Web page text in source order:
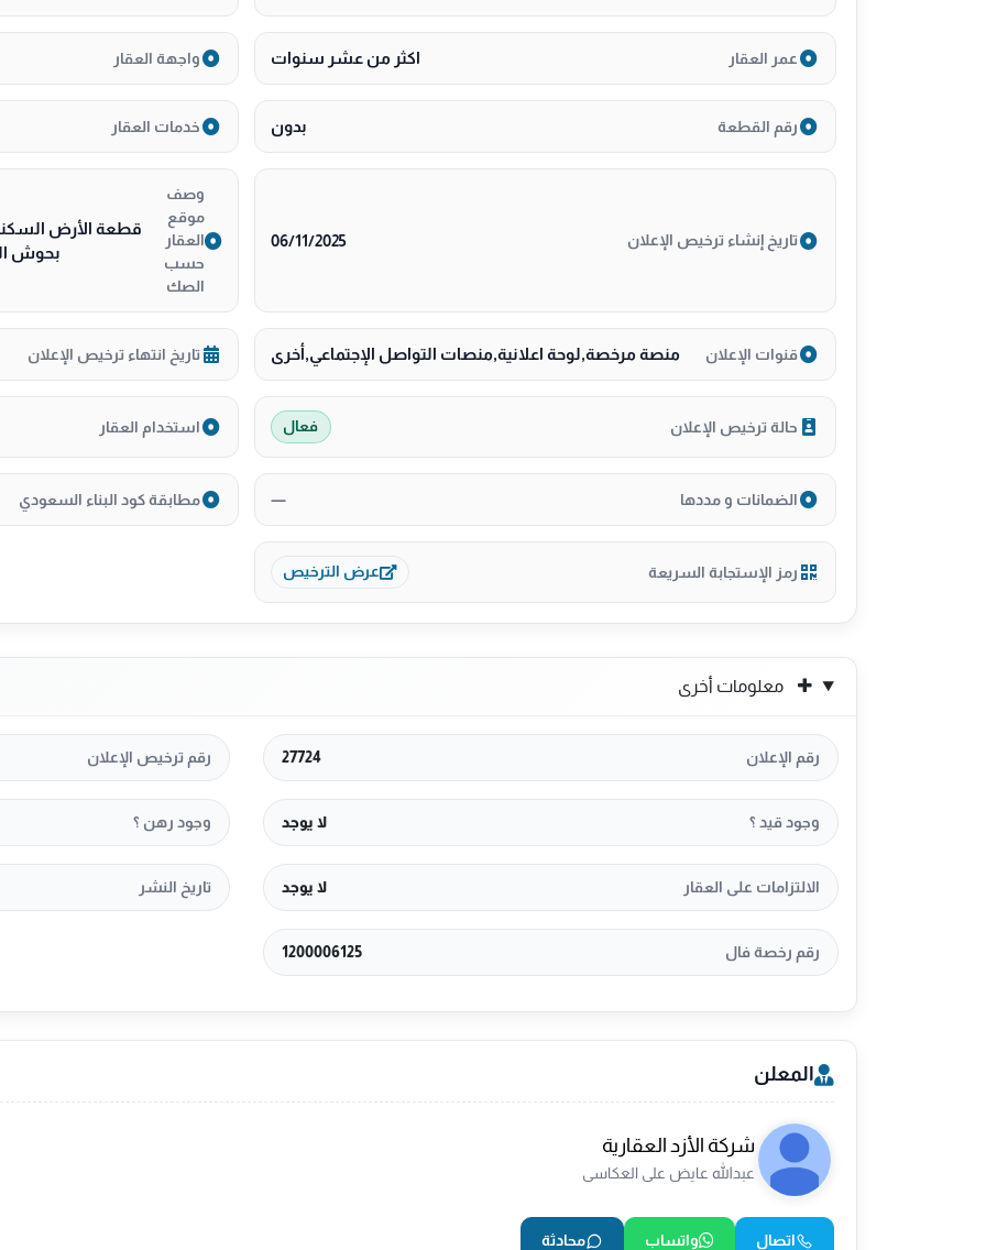
0537404020
اضغط للمحادثة الفورية على الواتساب :
https://wa.me/966537404020
عمر العقار اكثر من عشر سنوات واجهة العقار
رقم القطعة بدون خدمات العقار
تاريخ إنشاء ترخيص الإعلان 06/11/2025
وصف
موقع
العقار
حسب
الصك
قطعة الأرض
بحوش
قنوات الإعلان منصة مرخصة,لوحة اعلانية,منصات التواصل الإجتماعي,أخرى تاريخ انتهاء ترخيص الإعلان
حالة ترخيص الإعلان فعال استخدام العقار
الضمانات و مددها — مطابقة كود البناء السعودي
رمز الإستجابة السريعة عرض الترخيص
معلومات أخرى
رقم الإعلان 27724 رقم ترخيص الإعلان
وجود قيد ؟ لا يوجد وجود رهن ؟
الالتزامات على العقار لا يوجد تاريخ النشر
رقم رخصة فال 1200006125
المعلن
شركة الأزد العقارية
عبدالله عايض على العكاسى
اتصال واتساب محادثة